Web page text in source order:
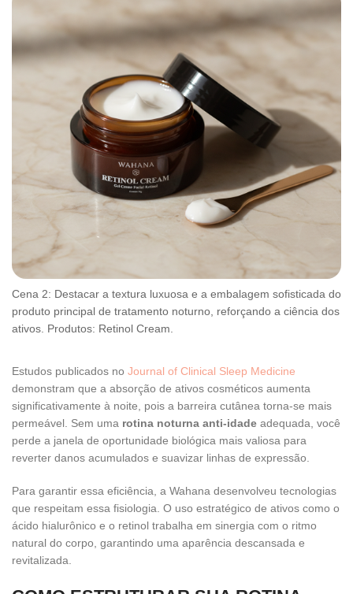
Cena 2: Destacar a textura luxuosa e a embalagem sofisticada do
produto principal de tratamento noturno, reforçando a ciência dos
ativos. Produtos: Retinol Cream.
Estudos publicados no Journal of Clinical Sleep Medicine
demonstram que a absorção de ativos cosméticos aumenta
significativamente à noite, pois a barreira cutânea torna-se mais
permeável. Sem uma rotina noturna anti-idade adequada, você
perde a janela de oportunidade biológica mais valiosa para
reverter danos acumulados e suavizar linhas de expressão.
Para garantir essa eficiência, a Wahana desenvolveu tecnologias
que respeitam essa fisiologia. O uso estratégico de ativos como o
ácido hialurônico e o retinol trabalha em sinergia com o ritmo
natural do corpo, garantindo uma aparência descansada e
revitalizada.